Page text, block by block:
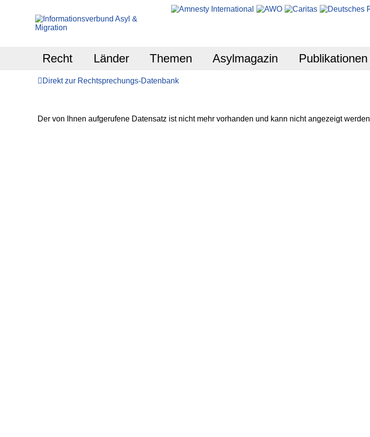
Recht Länder Themen Asylmagazin Publikationen
Direkt zur Rechtsprechungs-Datenbank
Der von Ihnen aufgerufene Datensatz ist nicht mehr vorhanden und kann nicht angezeigt werden